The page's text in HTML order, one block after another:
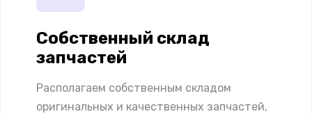
Собственный склад
запчастей
Располагаем собственным складом
оригинальных и качественных запчастей,